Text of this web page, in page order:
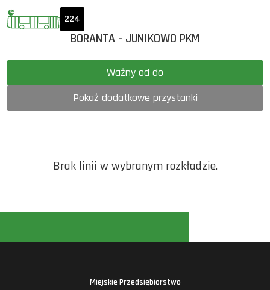
224
BORANTA - JUNIKOWO PKM
Ważny od do
Pokaż dodatkowe przystanki
Brak linii w wybranym rozkładzie.
Miejskie Przedsiębiorstwo